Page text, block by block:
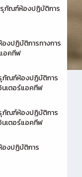
รุภัณฑ์ห้องปฏิบัติการ
งปฏิบัติการทางการ
อคทีฟ
ภัณฑ์ห้องปฏิบัติการ
เตอร์แอคทีฟ
ภัณฑ์ห้องปฏิบัติการ
เตอร์แอคทีฟ
งปฏิบัติการ